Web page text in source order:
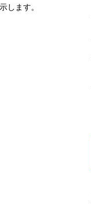
します。